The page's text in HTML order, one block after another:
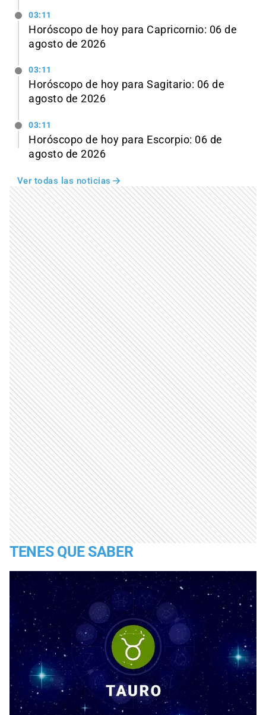
03:11
Horóscopo de hoy para Capricornio: 06 de
agosto de 2026
03:11
Horóscopo de hoy para Sagitario: 06 de
agosto de 2026
03:11
Horóscopo de hoy para Escorpio: 06 de
agosto de 2026
Ver todas las noticias
TENES QUE SABER